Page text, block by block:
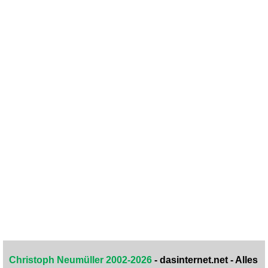
Christoph Neumüller 2002-2026 - dasinternet.net - Alles